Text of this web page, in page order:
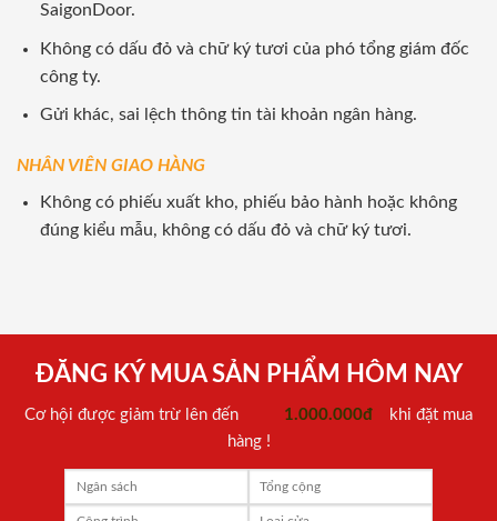
SaigonDoor.
Không có dấu đỏ và chữ ký tươi của phó tổng giám đốc
công ty.
Gửi khác, sai lệch thông tin tài khoản ngân hàng.
NHÂN VIÊN GIAO HÀNG
Không có phiếu xuất kho, phiếu bảo hành hoặc không
đúng kiểu mẫu, không có dấu đỏ và chữ ký tươi.
ĐĂNG KÝ MUA SẢN PHẨM HÔM NAY
Cơ hội được giảm trừ lên đến 1.000.000đ
khi đặt mua
hàng !